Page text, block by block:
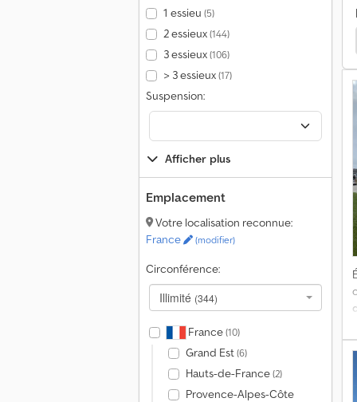
1 essieu (5)
2 essieux(144)
3 essieux(106)
> 3 essieux(17)
Suspension:
Afficher plus
Emplacement
Votre localisation reconnue:
France
(modifier)
Circonférence:
Illimité (344)
France(10)
Grand Est(6)
Hauts-de-France(2)
Provence-Alpes-Côte
Kögel Transports Frigorifique